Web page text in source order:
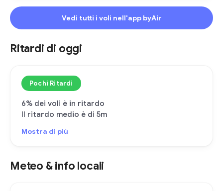
Vedi tutti i voli nell'app byAir
Ritardi di oggi
Pochi Ritardi
6% dei voli è in ritardo
Il ritardo medio è di 5m
Mostra di più
Meteo & info locali